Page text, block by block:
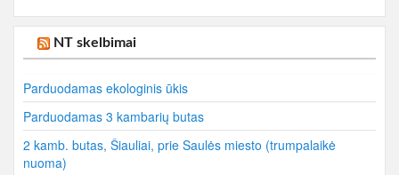
NT skelbimai
Parduodamas ekologinis ūkis
Parduodamas 3 kambarių butas
2 kamb. butas, Šiauliai, prie Saulės miesto (trumpalaikė
nuoma)